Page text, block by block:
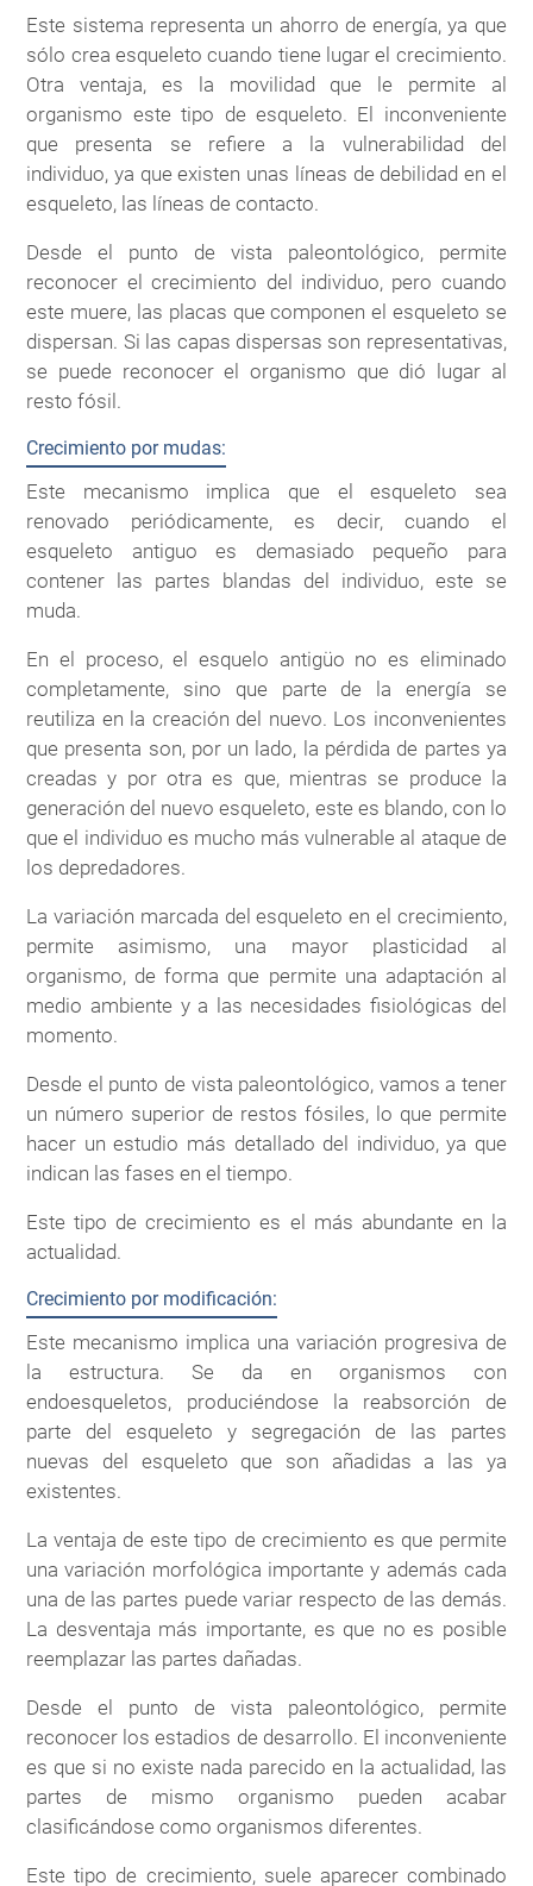
Este sistema representa un ahorro de energía, ya que
sólo crea esqueleto cuando tiene lugar el crecimiento.
Otra ventaja, es la movilidad que le permite al
organismo este tipo de esqueleto. El inconveniente
que presenta se refiere a la vulnerabilidad del
individuo, ya que existen unas líneas de debilidad en el
esqueleto, las líneas de contacto.
Desde el punto de vista paleontológico, permite
reconocer el crecimiento del individuo, pero cuando
este muere, las placas que componen el esqueleto se
dispersan. Si las capas dispersas son representativas,
se puede reconocer el organismo que dió lugar al
resto fósil.
Crecimiento por mudas:
Este mecanismo implica que el esqueleto sea
renovado periódicamente, es decir, cuando el
esqueleto antiguo es demasiado pequeño para
contener las partes blandas del individuo, este se
muda.
En el proceso, el esquelo antigüo no es eliminado
completamente, sino que parte de la energía se
reutiliza en la creación del nuevo. Los inconvenientes
que presenta son, por un lado, la pérdida de partes ya
creadas y por otra es que, mientras se produce la
generación del nuevo esqueleto, este es blando, con lo
que el individuo es mucho más vulnerable al ataque de
los depredadores.
La variación marcada del esqueleto en el crecimiento,
permite asimismo, una mayor plasticidad al
organismo, de forma que permite una adaptación al
medio ambiente y a las necesidades fisiológicas del
momento.
Desde el punto de vista paleontológico, vamos a tener
un número superior de restos fósiles, lo que permite
hacer un estudio más detallado del individuo, ya que
indican las fases en el tiempo.
Este tipo de crecimiento es el más abundante en la
actualidad.
Crecimiento por modificación:
Este mecanismo implica una variación progresiva de
la estructura. Se da en organismos con
endoesqueletos, produciéndose la reabsorción de
parte del esqueleto y segregación de las partes
nuevas del esqueleto que son añadidas a las ya
existentes.
La ventaja de este tipo de crecimiento es que permite
una variación morfológica importante y además cada
una de las partes puede variar respecto de las demás.
La desventaja más importante, es que no es posible
reemplazar las partes dañadas.
Desde el punto de vista paleontológico, permite
reconocer los estadios de desarrollo. El inconveniente
es que si no existe nada parecido en la actualidad, las
partes de mismo organismo pueden acabar
clasificándose como organismos diferentes.
Este tipo de crecimiento, suele aparecer combinado